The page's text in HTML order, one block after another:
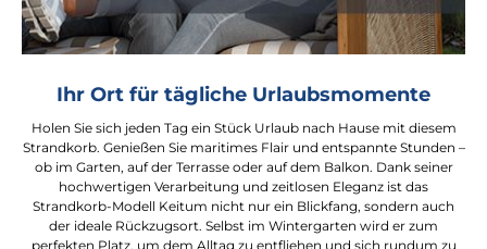
Ihr Ort für tägliche Urlaubsmomente
Holen Sie sich jeden Tag ein Stück Urlaub nach Hause mit diesem
Strandkorb. Genießen Sie maritimes Flair und entspannte Stunden –
ob im Garten, auf der Terrasse oder auf dem Balkon. Dank seiner
hochwertigen Verarbeitung und zeitlosen Eleganz ist das
Strandkorb-Modell Keitum nicht nur ein Blickfang, sondern auch
der ideale Rückzugsort. Selbst im Wintergarten wird er zum
perfekten Platz, um dem Alltag zu entfliehen und sich rundum zu